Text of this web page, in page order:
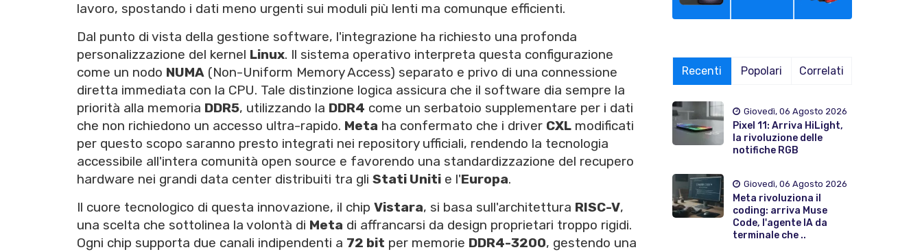
lavoro, spostando i dati meno urgenti sui moduli più lenti ma comunque efficienti.
Dal punto di vista della gestione software, l'integrazione ha richiesto una profonda
personalizzazione del kernel Linux. Il sistema operativo interpreta questa configurazione
come un nodo NUMA (Non-Uniform Memory Access) separato e privo di una connessione
diretta immediata con la CPU. Tale distinzione logica assicura che il software dia sempre la
priorità alla memoria DDR5, utilizzando la DDR4 come un serbatoio supplementare per i dati
che non richiedono un accesso ultra-rapido. Meta ha confermato che i driver CXL modificati
per questo scopo saranno presto integrati nei repository ufficiali, rendendo la tecnologia
accessibile all'intera comunità open source e favorendo una standardizzazione del recupero
hardware nei grandi data center distribuiti tra gli Stati Uniti e l'Europa.
Il cuore tecnologico di questa innovazione, il chip Vistara, si basa sull'architettura RISC-V,
una scelta che sottolinea la volontà di Meta di affrancarsi da design proprietari troppo rigidi.
Ogni chip supporta due canali indipendenti a 72 bit per memorie DDR4-3200, gestendo una
Recenti Popolari Correlati
Giovedì, 06 Agosto 2026
Pixel 11: Arriva HiLight,
la rivoluzione delle
notifiche RGB
Giovedì, 06 Agosto 2026
Meta rivoluziona il
coding: arriva Muse
Code, l'agente IA da
terminale che ..